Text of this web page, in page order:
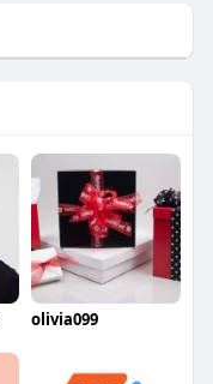
olivia099